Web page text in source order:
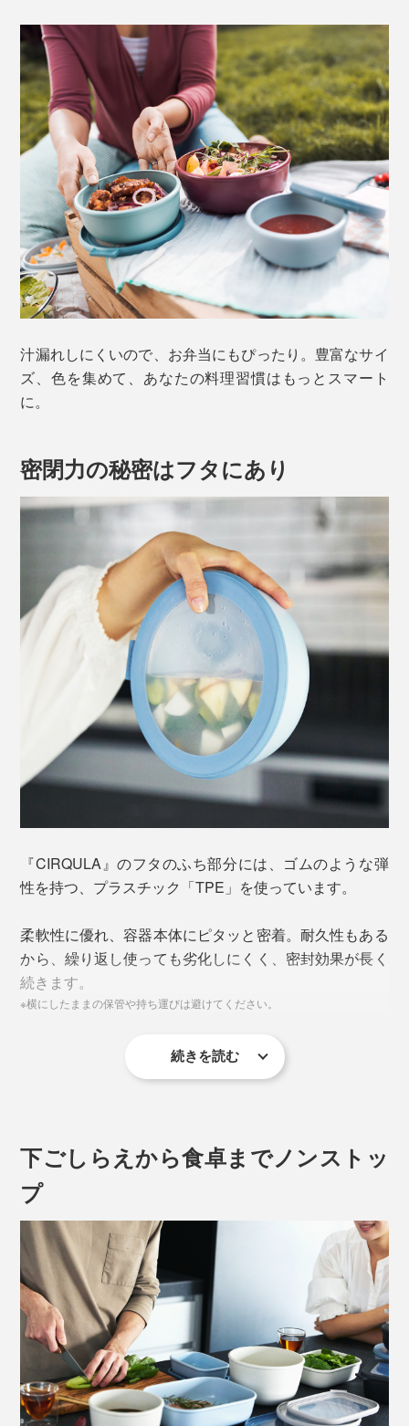
汁漏れしにくいので、お弁当にもぴったり。豊富なサイ
ズ、色を集めて、あなたの料理習慣はもっとスマート
に。
密閉力の秘密はフタにあり
『CIRQULA』のフタのふち部分には、ゴムのような弾
性を持つ、プラスチック「TPE」を使っています。
柔軟性に優れ、容器本体にピタッと密着。耐久性もある
から、繰り返し使っても劣化しにくく、密封効果が長く
続きます。
※横にしたままの保管や持ち運びは避けてください。
現在ピンクとグリーンの取扱はございません
続きを読む
下ごしらえから食卓までノンストッ
プ